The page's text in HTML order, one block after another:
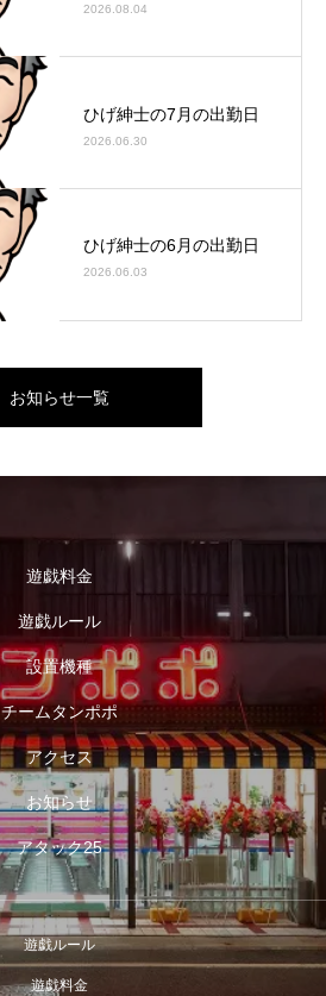
2026.08.04
ひげ紳士の7月の出勤日
2026.06.30
ひげ紳士の6月の出勤日
2026.06.03
お知らせ一覧
遊戯料金
遊戯ルール
設置機種
チームタンポポ
アクセス
お知らせ
アタック25
遊戯ルール
遊戯料金